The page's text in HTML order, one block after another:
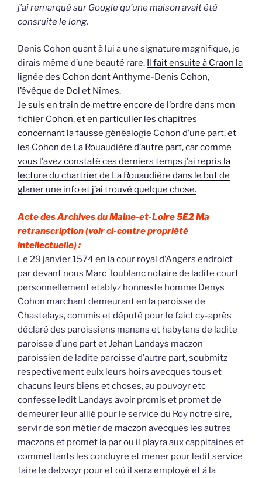
j’ai remarqué sur Google qu’une maison avait été
consruite le long.
Denis Cohon quant à lui a une signature magnifique, je
dirais même d’une beauté rare. Il fait ensuite à Craon la
lignée des Cohon dont Anthyme-Denis Cohon,
l’évêque de Dol et Nîmes.
Je suis en train de mettre encore de l’ordre dans mon
fichier Cohon, et en particulier les chapitres
concernant la fausse généalogie Cohon d’une part, et
les Cohon de La Rouaudière d’autre part, car comme
vous l’avez constaté ces derniers temps j’ai repris la
lecture du chartrier de La Rouaudière dans le but de
glaner une info et j’ai trouvé quelque chose.
Acte des Archives du Maine-et-Loire 5E2Ma
retranscription (voir ci-contre propriété
intellectuelle) :
Le 29 janvier 1574 en la cour royal d’Angers endroict
par devant nous Marc Toublanc notaire de ladite court
personnellement etablyz honneste homme Denys
Cohon marchant demeurant en la paroisse de
Chastelays, commis et député pour le faict cy-après
déclaré des paroissiens manans et habytans de ladite
paroisse d’une part et Jehan Landays maczon
paroissien de ladite paroisse d’autre part, soubmitz
respectivement eulx leurs hoirs avecques tous et
chacuns leurs biens et choses, au pouvoyr etc
confesse ledit Landays avoir promis et promet de
demeurer leur allié pour le service du Roy notre sire,
servir de son métier de maczon avecques les autres
maczons et promet la par ou il playra aux cappitaines et
commettants les conduyre et mener pour ledit service
faire le debvoyr pour et où il sera employé et à la